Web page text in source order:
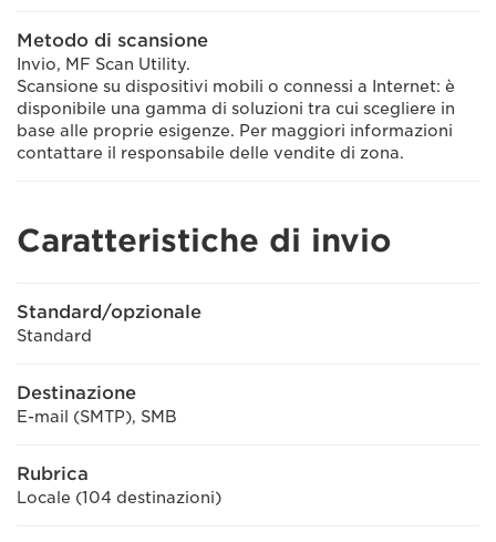
Metodo di scansione
Invio, MF Scan Utility.
Scansione su dispositivi mobili o connessi a Internet: è
disponibile una gamma di soluzioni tra cui scegliere in
base alle proprie esigenze. Per maggiori informazioni
contattare il responsabile delle vendite di zona.
Caratteristiche di invio
Standard/opzionale
Standard
Destinazione
E-mail (SMTP), SMB
Rubrica
Locale (104 destinazioni)